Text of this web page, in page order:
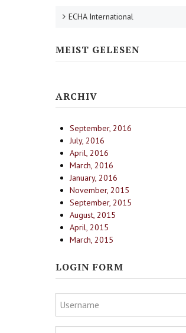
ECHA International
MEIST GELESEN
ARCHIV
September, 2016
July, 2016
April, 2016
March, 2016
January, 2016
November, 2015
September, 2015
August, 2015
April, 2015
March, 2015
LOGIN FORM
Username